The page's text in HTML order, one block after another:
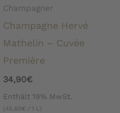
Champagner
Champagne Hervé
Mathelin – Cuvée
Première
34,90€
Enthält 19% MwSt.
(45,60€ / 1 L)